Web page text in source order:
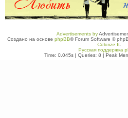
Advertisements by
Создано на основе phpBB® Forum Software ©
Colorize It.
Русская поддержка
Time: 0.045s| Queries: 8 | Peak